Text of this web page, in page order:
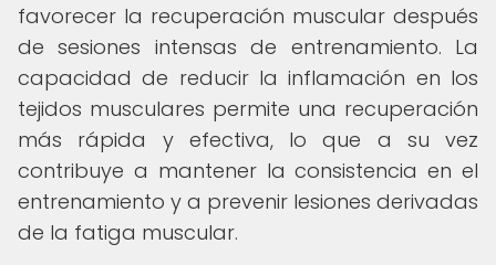
favorecer la recuperación muscular después
de sesiones intensas de entrenamiento. La
capacidad de reducir la inflamación en los
tejidos musculares permite una recuperación
más rápida y efectiva, lo que a su vez
contribuye a mantener la consistencia en el
entrenamiento y a prevenir lesiones derivadas
de la fatiga muscular.